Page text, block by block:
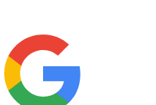
Červenoružová
Prírodný